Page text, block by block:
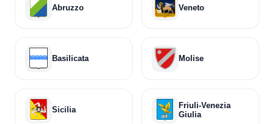
Abruzzo Veneto
Basilicata Molise
Sicilia
Friuli-Venezia
Giulia